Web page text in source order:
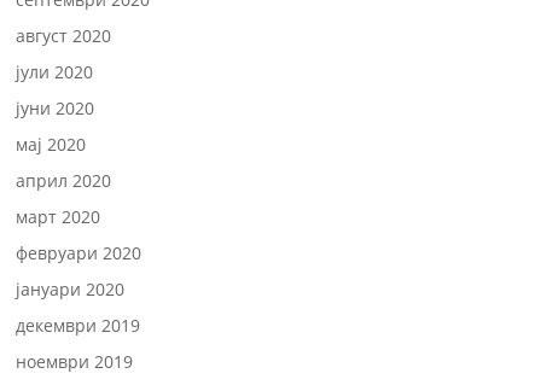
август 2020
јули 2020
јуни 2020
мај 2020
април 2020
март 2020
февруари 2020
јануари 2020
декември 2019
ноември 2019